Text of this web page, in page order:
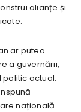
alianțe și
ar putea
a guvernării,
actual.
națională